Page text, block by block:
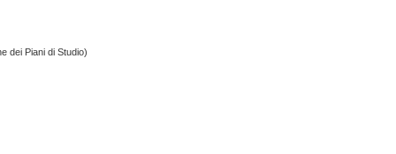
dei Piani di Studio)